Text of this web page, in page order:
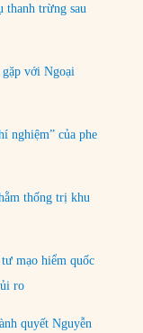
thanh trừng sau
với Ngoại
nghiệm” của phe
thống trị khu
mạo hiểm quốc
ro
quyết Nguyễn